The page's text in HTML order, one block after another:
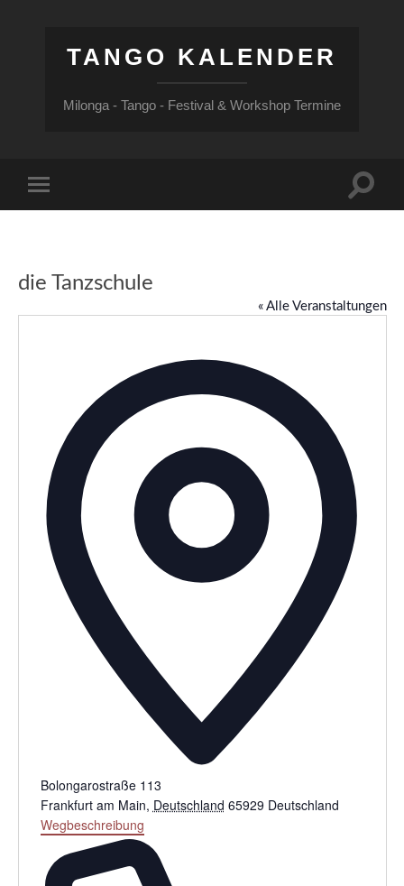
TANGO KALENDER
Milonga - Tango - Festival & Workshop Termine
Menü
die Tanzschule
« Alle Veranstaltungen
Bolongarostraße 113
Frankfurt am Main, Deutschland 65929 Deutschland
Wegbeschreibung